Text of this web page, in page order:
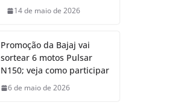
14 de maio de 2026
Promoção da Bajaj vai
sortear 6 motos Pulsar
N150; veja como participar
6 de maio de 2026